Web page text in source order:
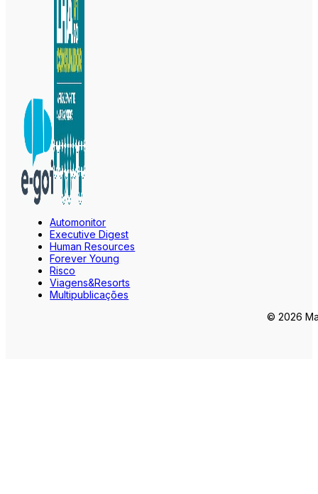
Automonitor
Executive Digest
Human Resources
Forever Young
Risco
Viagens&Resorts
Multipublicações
© 2026